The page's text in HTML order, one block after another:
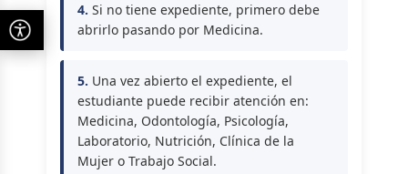
4. Si no tiene expediente, primero debe
abrirlo pasando por Medicina.
5. Una vez abierto el expediente, el
estudiante puede recibir atención en:
Medicina, Odontología, Psicología,
Laboratorio, Nutrición, Clínica de la
Mujer o Trabajo Social.